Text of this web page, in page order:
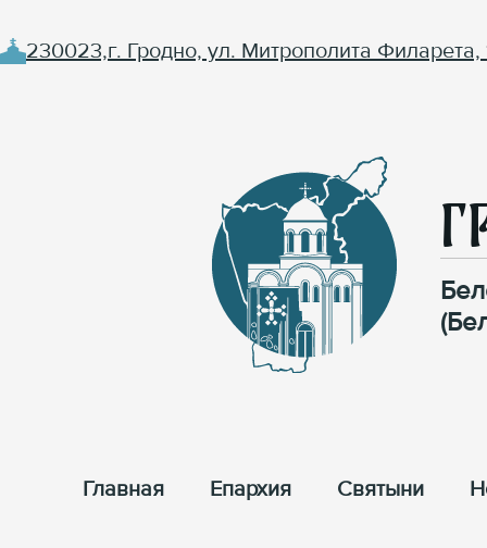
230023,г. Гродно, ул. Митрополита Филарета,
Главная Епархия Cвятыни